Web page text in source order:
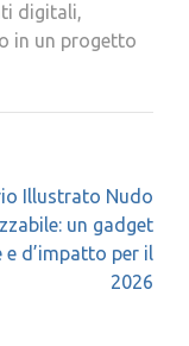
digitali,
in un progetto
Illustrato Nudo
un gadget
e d’impatto per il
2026